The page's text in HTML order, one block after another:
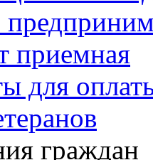
приемная
для
граждан